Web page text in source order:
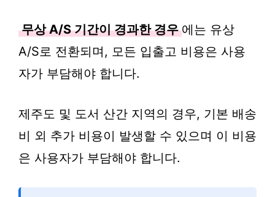
무상 A/S 기간이 경과한 경우 에는 유상
A/S로 전환되며, 모든 입출고 비용은 사용
자가 부담해야 합니다.
제주도 및 도서 산간 지역의 경우, 기본 배송
비 외 추가 비용이 발생할 수 있으며 이 비용
은 사용자가 부담해야 합니다.